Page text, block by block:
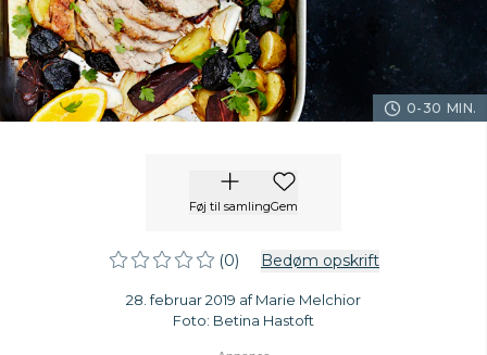
0-30 MIN.
Føj til samlingGem
(0) Bedøm opskrift
28. februar 2019 af Marie Melchior
Foto: Betina Hastoft